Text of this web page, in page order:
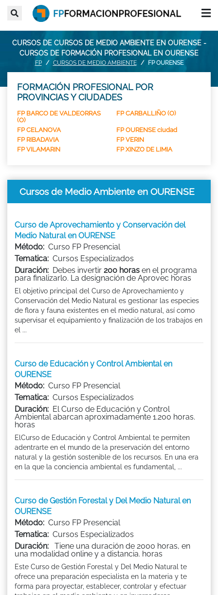
CURSOS DE CURSOS DE MEDIO AMBIENTE EN OURENSE -
CURSOS DE FORMACIÓN PROFESIONAL EN OURENSE
FP CURSOS DE MEDIO AMBIENTE FP OURENSE
FORMACIÓN PROFESIONAL POR
PROVINCIAS Y CIUDADES
FP BARCO DE VALDEORRAS
(O)
FP CARBALLIÑO (O)
FP CELANOVA
FP OURENSE ciudad
FP RIBADAVIA
FP VERIN
FP VILAMARIN
FP XINZO DE LIMIA
Cursos de Medio Ambiente en OURENSE
Curso de Aprovechamiento y Conservación del
Medio Natural en OURENSE
Método: Curso FP Presencial
Tematica: Cursos Especializados
Duración: Debes invertir 200 horas en el programa
para finalizarlo. La designación de Aprovec horas
El objetivo principal del Curso de Aprovechamiento y
Conservación del Medio Natural es gestionar las especies
de flora y fauna existentes en el medio natural, así como
supervisar el equipamiento y finalización de los trabajos en
el ...
Curso de Educación y Control Ambiental en
OURENSE
Método: Curso FP Presencial
Tematica: Cursos Especializados
Duración: El Curso de Educación y Control
Ambiental abarcan aproximadamente 1.200 horas.
horas
ElCurso de Educación y Control Ambiental te permiten
adentrarte en el mundo de la preservación del entorno
natural y la gestión sostenible de los recursos. En una era
en la que la conciencia ambiental es fundamental, ...
Curso de Gestión Forestal y Del Medio Natural en
OURENSE
Método: Curso FP Presencial
Tematica: Cursos Especializados
Duración:
Tiene una duración de 2000 horas, en
una modalidad online y a distancia. horas
Este Curso de Gestión Forestal y Del Medio Natural te
ofrece una preparación especialista en la materia y te
forma para proyectar, establecer, controlar y efectuar